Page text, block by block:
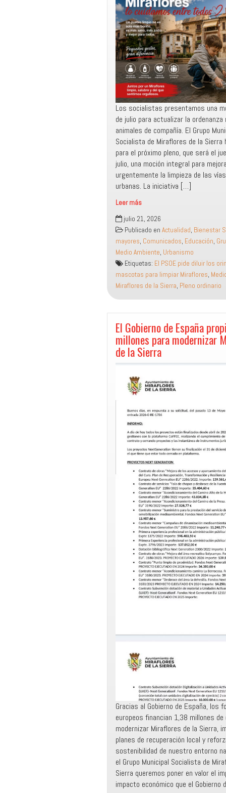
pide
cuentas
al
Gobierno
por
los
retrasos
en
emergencias
Los socialistas presentamos una
de julio para actualizar la ordenanza
animales de compañía. El Grupo
Socialista de Miraflores de la Sierra
para el próximo pleno, que será el
julio, una moción integral para
urgentemente la limpieza de las
urbanas. La iniciativa […]
Leer más
El
PSOE
pide
diluir
los
orines
de
mascotas
para
limpiar
Miraflores
julio 21, 2026
Publicado en Actualidad, Bienestar
mayores, Comunicados, Educación,
Medio Ambiente, Urbanismo
Etiquetas: El PSOE pide diluir los
mascotas para limpiar Miraflores,
Miraflores de la Sierra, Pleno ordinario
El Gobierno de España
millones para modernizar
de la Sierra
Gracias al Gobierno de España, los
europeos financian 1,38 millones de
modernizar Miraflores de la Sierra,
planes de recuperación local y
sostenibilidad de nuestro entorno
el Grupo Municipal Socialista de
Sierra queremos poner en valor el
impacto económico que el Gobierno